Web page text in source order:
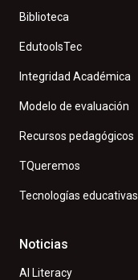
Biblioteca
EdutoolsTec
Integridad Académica
Modelo de evaluación
Recursos pedagógicos
TQueremos
Tecnologías educativas
Noticias
AI Literacy